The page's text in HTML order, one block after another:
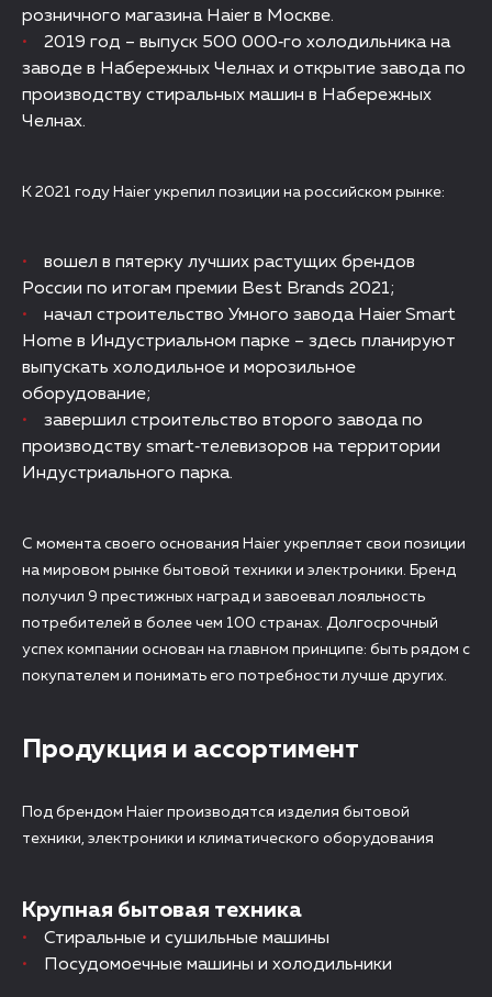
розничного магазина Haier в Москве.
2019 год – выпуск 500 000‑го холодильника на
заводе в Набережных Челнах и открытие завода по
производству стиральных машин в Набережных
Челнах.
К 2021 году Haier укрепил позиции на российском рынке:
вошел в пятерку лучших растущих брендов
России по итогам премии Best Brands 2021;
начал строительство Умного завода Haier Smart
Home в Индустриальном парке – здесь планируют
выпускать холодильное и морозильное
оборудование;
завершил строительство второго завода по
производству smart‑телевизоров на территории
Индустриального парка.
С момента своего основания Haier укрепляет свои позиции
на мировом рынке бытовой техники и электроники. Бренд
получил 9 престижных наград и завоевал лояльность
потребителей в более чем 100 странах. Долгосрочный
успех компании основан на главном принципе: быть рядом с
покупателем и понимать его потребности лучше других.
Продукция и ассортимент
Под брендом Haier производятся изделия бытовой
техники, электроники и климатического оборудования
Крупная бытовая техника
Стиральные и сушильные машины
Посудомоечные машины и холодильники